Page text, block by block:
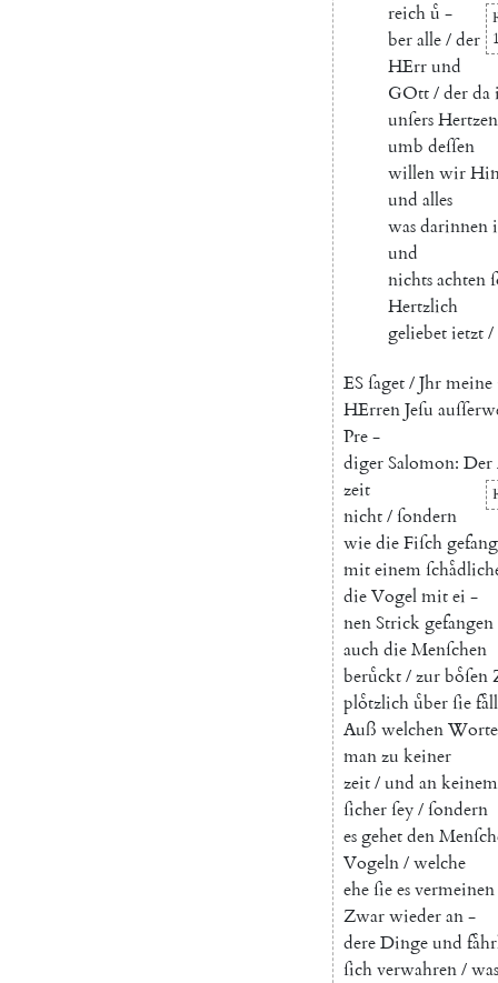
reichuͤ -
beralle/der
HErrund
GOtt/derda
unſersHertzen
umb deſſen
willenwir
und alles
wasdarinnen
und
nichtsachten
Hertzlich
geliebetietzt/
ESſaget/Jhrmeine
HErrenJeſu
Pre-
digerSalomon: Der
zeit
nicht/ſondern
wiedieFiſch
miteinem
dieVogelmitei -
nenStrickgefangen
auchdieMenſchen
beruͤckt/zurboͤſen
ploͤtzlichuͤberſie
Auß welchen
manzu keiner
zeit/und ankeinem
ſicherſey/ſondern
esgehetden
Vogeln/welche
eheſieesvermeinen
Zwarwiederan-
dereDingeund
ſichverwahren/was